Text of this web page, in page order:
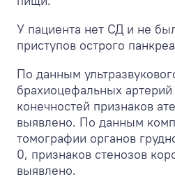
У пациента нет СД и не
приступов острого
По данным
брахиоцефальных
конечностей признаков
выявлено. По данным
томографии органов
0, признаков стенозов
выявлено.